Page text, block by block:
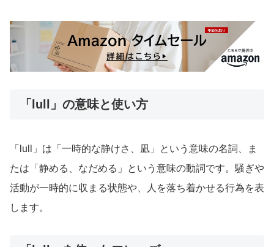
「lull」の意味と使い方
「lull」は「一時的な静けさ、凪」という意味の名詞、ま
たは「静める、なだめる」という意味の動詞です。騒ぎや
活動が一時的に収まる状態や、人を落ち着かせる行為を表
します。